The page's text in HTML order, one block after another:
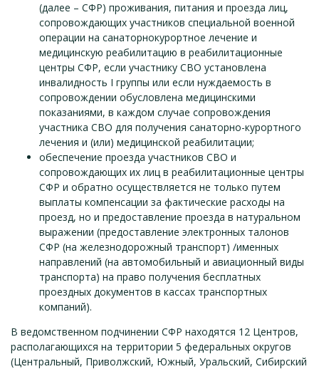
(далее – СФР) проживания, питания и проезда лиц,
сопровождающих участников специальной военной
операции на санаторнокурортное лечение и
медицинскую реабилитацию в реабилитационные
центры СФР, если участнику СВО установлена
инвалидность I группы или если нуждаемость в
сопровождении обусловлена медицинскими
показаниями, в каждом случае сопровождения
участника СВО для получения санаторно-курортного
лечения и (или) медицинской реабилитации;
обеспечение проезда участников СВО и
сопровождающих их лиц в реабилитационные центры
СФР и обратно осуществляется не только путем
выплаты компенсации за фактические расходы на
проезд, но и предоставление проезда в натуральном
выражении (предоставление электронных талонов
СФР (на железнодорожный транспорт) /именных
направлений (на автомобильный и авиационный виды
транспорта) на право получения бесплатных
проездных документов в кассах транспортных
компаний).
В ведомственном подчинении СФР находятся 12 Центров,
располагающихся на территории 5 федеральных округов
(Центральный, Приволжский, Южный, Уральский, Сибирский